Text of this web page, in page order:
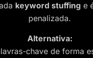
keyword stuffing e
penalizada.
Alternativa:
chave de forma